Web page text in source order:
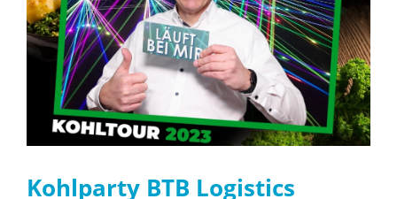
Kohlparty BTB Logistics